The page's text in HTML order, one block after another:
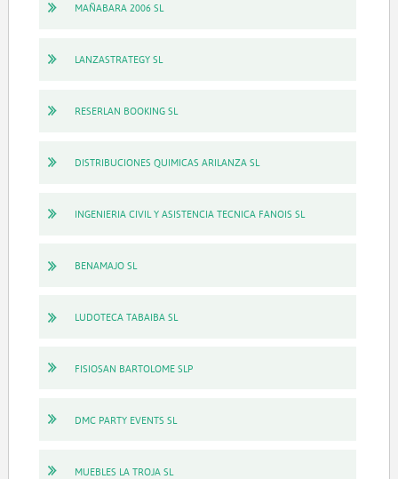
MAÑABARA 2006 SL
LANZASTRATEGY SL
RESERLAN BOOKING SL
DISTRIBUCIONES QUIMICAS ARILANZA SL
INGENIERIA CIVIL Y ASISTENCIA TECNICA FANOIS SL
BENAMAJO SL
LUDOTECA TABAIBA SL
FISIOSAN BARTOLOME SLP
DMC PARTY EVENTS SL
MUEBLES LA TROJA SL